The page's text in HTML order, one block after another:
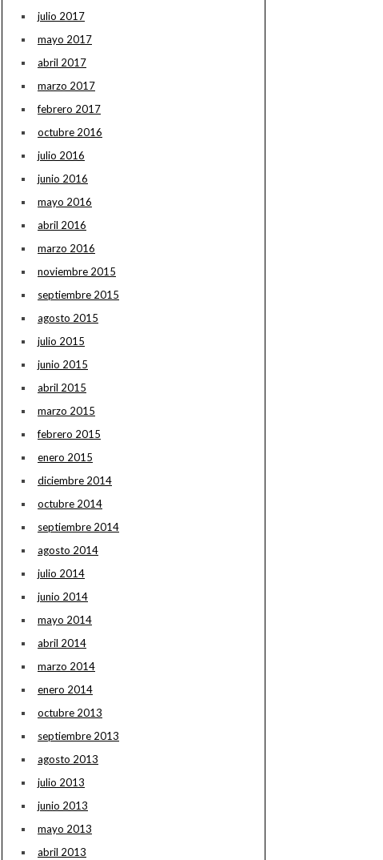
julio 2017
mayo 2017
abril 2017
marzo 2017
febrero 2017
octubre 2016
julio 2016
junio 2016
mayo 2016
abril 2016
marzo 2016
noviembre 2015
septiembre 2015
agosto 2015
julio 2015
junio 2015
abril 2015
marzo 2015
febrero 2015
enero 2015
diciembre 2014
octubre 2014
septiembre 2014
agosto 2014
julio 2014
junio 2014
mayo 2014
abril 2014
marzo 2014
enero 2014
octubre 2013
septiembre 2013
agosto 2013
julio 2013
junio 2013
mayo 2013
abril 2013